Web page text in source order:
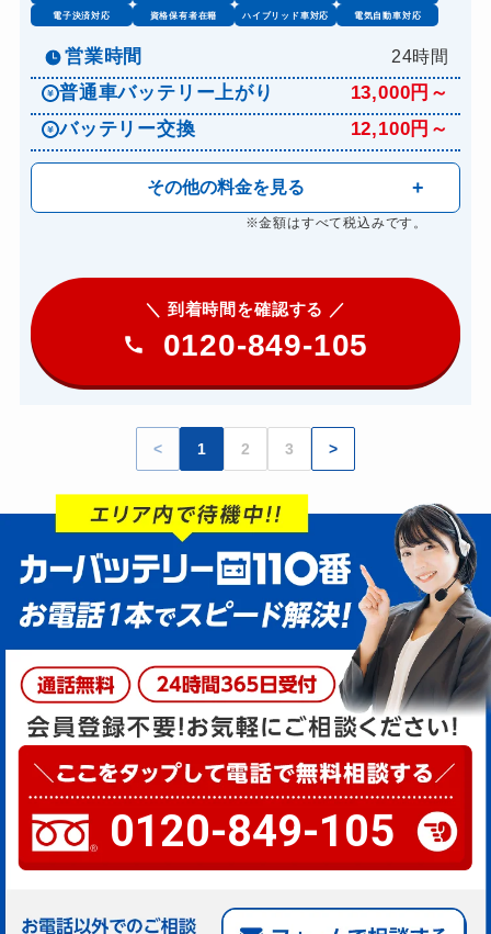
電子決済対応 資格保有者在籍 ハイブリッド車対応 電気自動車対応
営業時間 24時間
普通車バッテリー上がり
13,000円～
バッテリー交換
12,100円～
その他の料金を見る
※金額はすべて税込みです。
＼ 到着時間を確認する ／
0120-849-105
< 1 2 3 >
0120-849-105